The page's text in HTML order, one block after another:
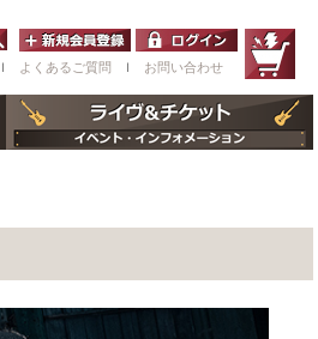
ｌ よくあるご質問 ｌ お問い合わせ